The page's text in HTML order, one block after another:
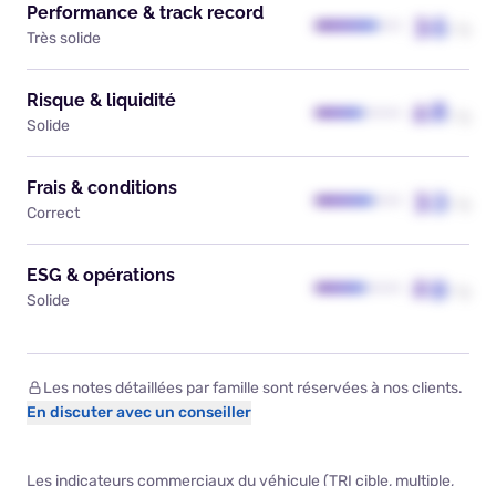
Performance & track record
Très solide 3.5
Risque & liquidité
Solide 2.8
Frais & conditions
Correct 3.3
ESG & opérations
Solide 2.9
Les notes détaillées par famille sont réservées à nos clients.
En discuter avec un conseiller
Les indicateurs commerciaux du véhicule (TRI cible, multiple,